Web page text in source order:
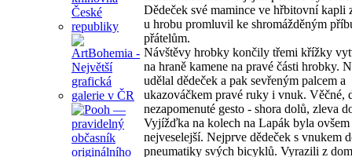
Dědeček své mamince ve hřbitovní kapli
u hrobu promluvil ke shromážděným
přátelům.
Návštěvy hrobky končily třemi křížky
na hraně kamene na pravé části hrobky.
udělal dědeček a pak sevřeným palcem a
ukazováčkem pravé ruky i vnuk. Věčné,
nezapomenuté gesto - shora dolů, zleva
Vyjížďka na kolech na Lapák byla ovšem
nejveselejší. Nejprve dědeček s vnukem
pneumatiky svých bicyklů. Vyrazili z